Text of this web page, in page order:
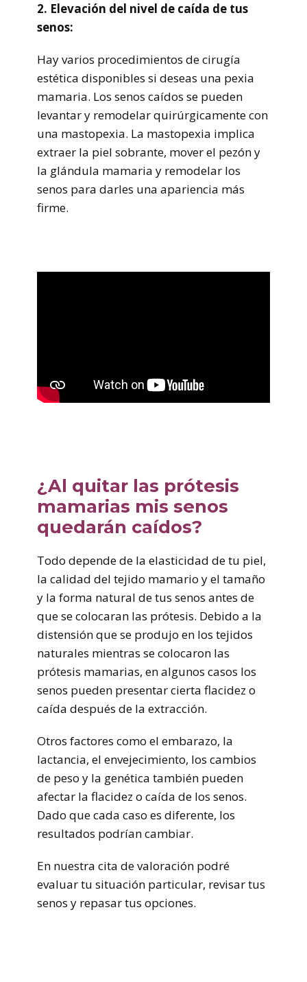
2. Elevación del nivel de caída de tus
senos:
Hay varios procedimientos de cirugía
estética disponibles si deseas una pexia
mamaria. Los senos caídos se pueden
levantar y remodelar quirúrgicamente con
una mastopexia. La mastopexia implica
extraer la piel sobrante, mover el pezón y
la glándula mamaria y remodelar los
senos para darles una apariencia más
firme.
¿Al quitar las prótesis
mamarias mis senos
quedarán caídos?
Todo depende de la elasticidad de tu piel,
la calidad del tejido mamario y el tamaño
y la forma natural de tus senos antes de
que se colocaran las prótesis. Debido a la
distensión que se produjo en los tejidos
naturales mientras se colocaron las
prótesis mamarias, en algunos casos los
senos pueden presentar cierta flacidez o
caída después de la extracción.
Otros factores como el embarazo, la
lactancia, el envejecimiento, los cambios
de peso y la genética también pueden
afectar la flacidez o caída de los senos.
Dado que cada caso es diferente, los
resultados podrían cambiar.
En nuestra cita de valoración podré
evaluar tu situación particular, revisar tus
senos y repasar tus opciones.